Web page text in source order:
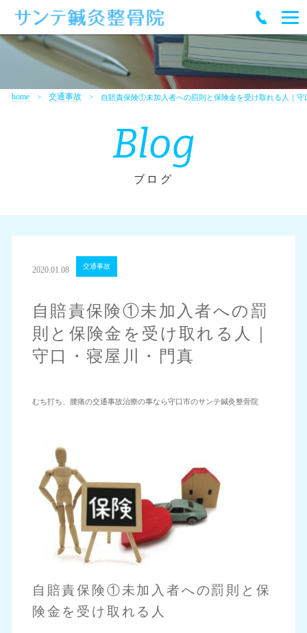
home 交通事故 自賠責保険①未加入者への罰則と保険金を受け取れる人｜守
Blog
ブログ
2020.01.08 交通事故
自賠責保険①未加入者への罰
則と保険金を受け取れる人｜
守口・寝屋川・門真
むち打ち、腰痛の交通事故治療の事なら守口市のサンテ鍼灸整骨院
自賠責保険①未加入者への罰則と保
険金を受け取れる人